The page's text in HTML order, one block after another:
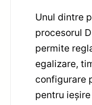
Unul dintre
procesorul
permite
egalizare,
configurare
pentru ieșire